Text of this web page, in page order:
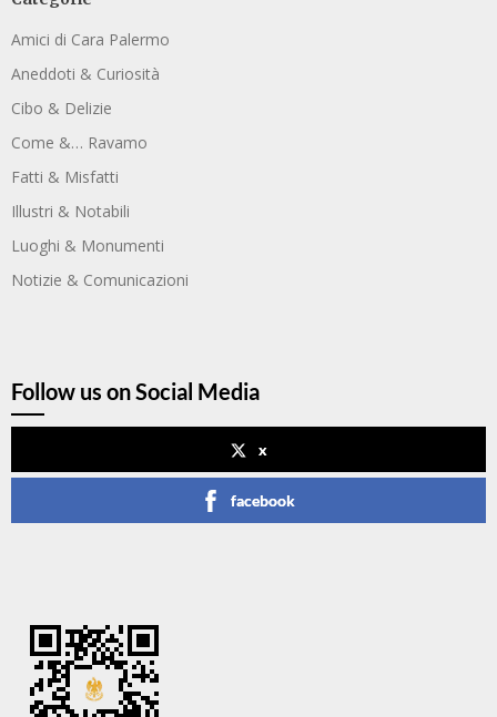
Amici di Cara Palermo
Aneddoti & Curiosità
Cibo & Delizie
Come &… Ravamo
Fatti & Misfatti
Illustri & Notabili
Luoghi & Monumenti
Notizie & Comunicazioni
Follow us on Social Media
x
facebook